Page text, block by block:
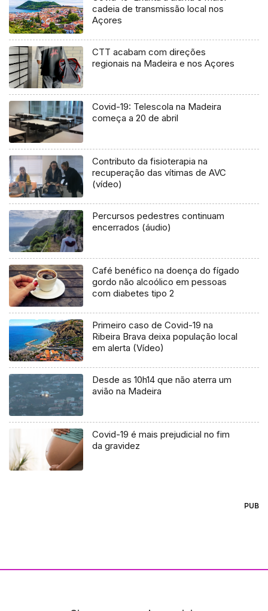
cadeia de transmissão local nos
Açores
CTT acabam com direções
regionais na Madeira e nos Açores
Covid-19: Telescola na Madeira
começa a 20 de abril
Contributo da fisioterapia na
recuperação das vítimas de AVC
(vídeo)
Percursos pedestres continuam
encerrados (áudio)
Café benéfico na doença do fígado
gordo não alcoólico em pessoas
com diabetes tipo 2
Primeiro caso de Covid-19 na
Ribeira Brava deixa população local
em alerta (Vídeo)
Desde as 10h14 que não aterra um
avião na Madeira
Covid-19 é mais prejudicial no fim
da gravidez
PUB